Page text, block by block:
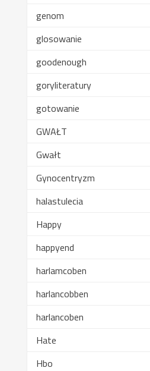
genom
glosowanie
goodenough
goryliteratury
gotowanie
GWAŁT
Gwałt
Gynocentryzm
halastulecia
Happy
happyend
harlamcoben
harlancobben
harlancoben
Hate
Hbo